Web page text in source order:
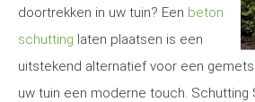
doortrekken in uw tuin? Een beton
schutting laten plaatsen is een
uitstekend alternatief voor een
uw tuin een moderne touch. Schutting